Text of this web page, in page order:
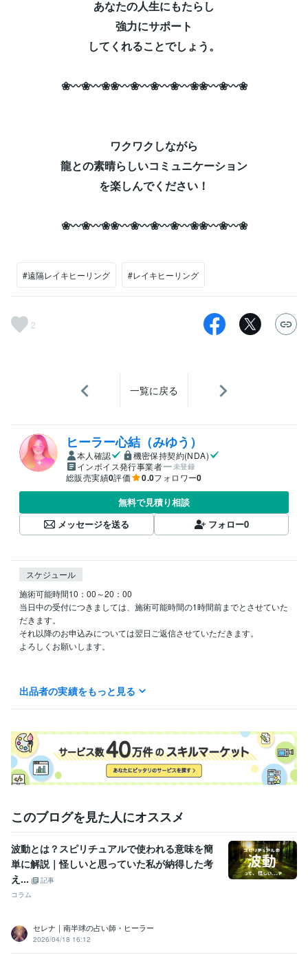
あなたの人生にもたらし
強力にサポート
してくれることでしょう。
❀〰❀〰❀❀〰❀〰❀〰❀〰❀❀〰❀〰❀
ワクワクしながら
龍との素晴らしいコミュニケーション
を楽しんでください！
❀〰❀〰❀❀〰❀〰❀〰❀〰❀❀〰❀〰❀
#遠隔レイキヒーリング #レイキヒーリング
2
一覧に戻る
ヒーラー心結（みゆう）
本人確認
機密保持契約(NDA)
インボイス発行事業者
未登録
総販売実績0評価 0.0フォロワー0
無料で見積り相談
メッセージを送る
フォロー0
スケジュール
施術可能時間10：00～20：00
当日中の受付につきましては、施術可能時間の1時間前までとさせていた
だきます。
それ以降のお申込みについては翌日ご返信させていただきます。
よろしくお願いします。
得意分野
占い ヒーリング・エネルギーワーク
出品者の実績をもっと見る
このブログを見た人にオススメ
波動とは？スピリチュアルで使われる意味を簡
単に解説｜怪しいと思っていた私が納得した考
え...
記事
コラム
セレナ｜南半球の占い師・ヒーラー
2026/04/18 16:12